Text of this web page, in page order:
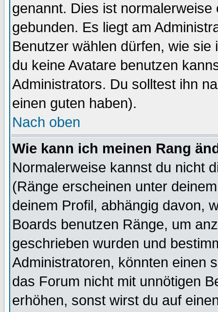
genannt. Dies ist
gebunden. Es liegt am
Benutzer wählen dürfen, wie
du keine Avatare benutzen
Administrators. Du solltest ihn
einen guten haben).
Nach oben
Wie kann ich meinen Rang
Normalerweise kannst du nicht
(Ränge erscheinen unter
deinem Profil, abhängig davon,
Boards benutzen Ränge, um
geschrieben wurden und
Administratoren, könnten einen
das Forum nicht mit unnötigen
erhöhen, sonst wirst du auf